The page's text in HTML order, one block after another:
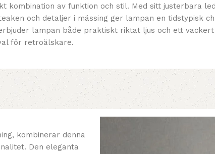
kombination av funktion och stil. Med sitt justerbara
och detaljer i mässing ger lampan en tidstypisk
lampan både praktiskt riktat ljus och ett
för retroälskare.
kombinerar denna
Den eleganta